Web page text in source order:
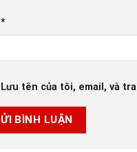
*
Lưu tên của tôi, email, và